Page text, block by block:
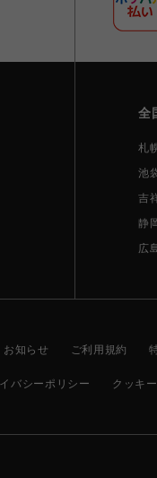
全
札
池
吉
静
広
お知らせ ご利用規約
バシーポリシー クッキ